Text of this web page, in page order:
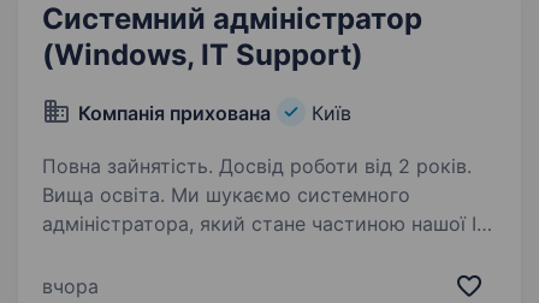
Системний адміністратор
(Windows, IT Support)
Компанія прихована Київ
Повна зайнятість. Досвід роботи від 2 років.
Вища освіта. Ми шукаємо системного
адміністратора, який стане частиною нашої ІТ-
стабільну роботу корпоративної
вчора